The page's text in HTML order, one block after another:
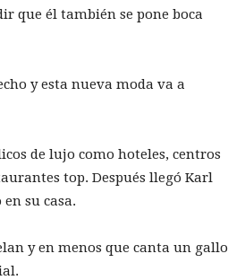
que él también se pone boca
y esta nueva moda va a
de lujo como hoteles, centros
top. Después llegó Karl
su casa.
y en menos que canta un gallo